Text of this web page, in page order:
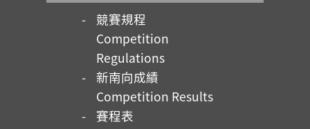
競賽規程
Competition
Regulations
新南向成績
Competition Results
賽程表